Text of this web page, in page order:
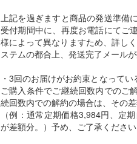
上記を過ぎますと商品の発送準備
受付期間中に、再度お電話にてご
様によって異なりますため、詳し
ステムの都合上、発送完了メール
・3回のお届けがお約束となって
ご購入条件でご継続回数内でのご
続回数内での解約の場合は、その
（例：通常定期価格3,984円、定
が差額分。）予め、ご了承ください